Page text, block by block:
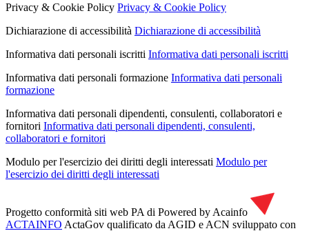
Privacy & Cookie Policy Privacy & Cookie Policy
Dichiarazione di accessibilità Dichiarazione di accessibilità
Informativa dati personali iscritti Informativa dati personali iscritti
Informativa dati personali formazione Informativa dati personali
formazione
Informativa dati personali dipendenti, consulenti, collaboratori e
fornitori Informativa dati personali dipendenti, consulenti,
collaboratori e fornitori
Modulo per l'esercizio dei diritti degli interessati Modulo per
l'esercizio dei diritti degli interessati
Progetto conformità siti web PA di Powered by Acainfo
ACTAINFO ActaGov qualificato da AGID e ACN sviluppato con